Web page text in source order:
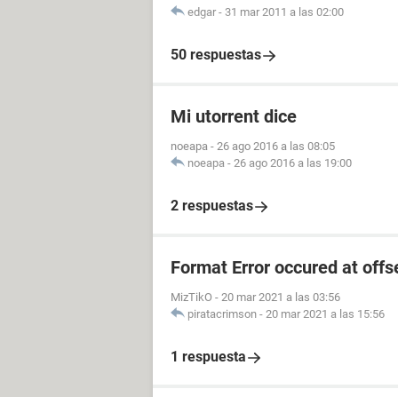
edgar - 31 mar 2011 a las 02:00
50 respuestas
Mi utorrent dice
noeapa - 26 ago 2016 a las 08:05
noeapa - 26 ago 2016 a las 19:00
2 respuestas
Format Error occured at
MizTikO - 20 mar 2021 a las 03:56
piratacrimson - 20 mar 2021 a las 15:56
1 respuesta